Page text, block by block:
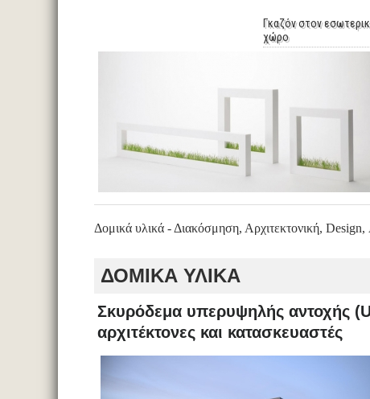
Γκαζόν στον
χώρο
Δομικά υλικά - Διακόσμηση, Αρχιτεκτονική, Design,
ΔΟΜΙΚΑ ΥΛΙΚΑ
Σκυρόδεμα υπερυψηλής αντοχής
αρχιτέκτονες και κατασκευαστές